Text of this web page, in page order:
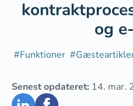
og
#Funktioner #
Senest opdateret: 14. mar.